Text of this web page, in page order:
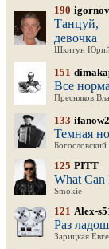
190 igornov
Танцуй,
девочка
Шкитун
151
Все
Пресняков
133 ifanow2
Темная
Богословский
125 PITT
What Can
Smokie
121 Alex-
Раз
Зарицкая